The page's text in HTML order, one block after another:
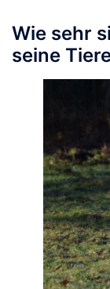
Wie sehr
seine